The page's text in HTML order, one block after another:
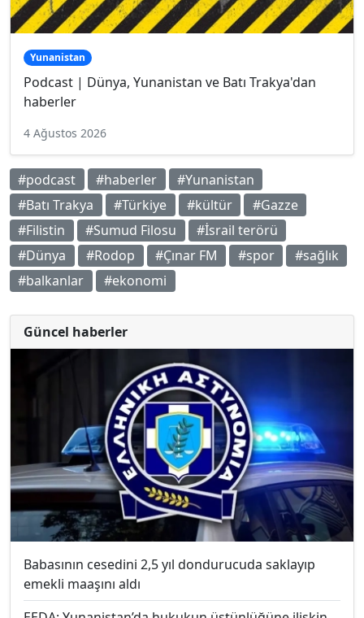
Yunanistan
Podcast | Dünya, Yunanistan ve Batı Trakya'dan
haberler
4 Ağustos 2026
#podcast #haberler
#Yunanistan
#Batı Trakya
#Türkiye #kültür
#Gazze
#Filistin
#Sumud Filosu
#İsrail terörü
#Dünya
#Rodop #Çınar FM #spor
#sağlık
#balkanlar
#ekonomi
Güncel haberler
Babasının cesedini 2,5 yıl dondurucuda saklayıp
emekli maaşını aldı